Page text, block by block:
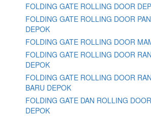
FOLDING GATE ROLLING DOOR
FOLDING GATE ROLLING DOOR
DEPOK
FOLDING GATE ROLLING DOOR
FOLDING GATE ROLLING DOOR
DEPOK
FOLDING GATE ROLLING DOOR
BARU DEPOK
FOLDING GATE DAN ROLLING
DEPOK